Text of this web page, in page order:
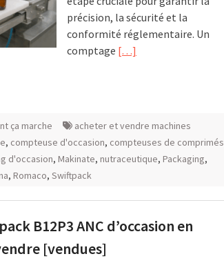
précision, la sécurité et la
conformité réglementaire. Un
comptage […]
ça marche
acheter et vendre machines
, compteuse d'occasion, compteuses de comprimés
d'occasion, Makinate, nutraceutique, Packaging,
, Romaco, Swiftpack
B12P3 ANC d’occasion en
[vendues]